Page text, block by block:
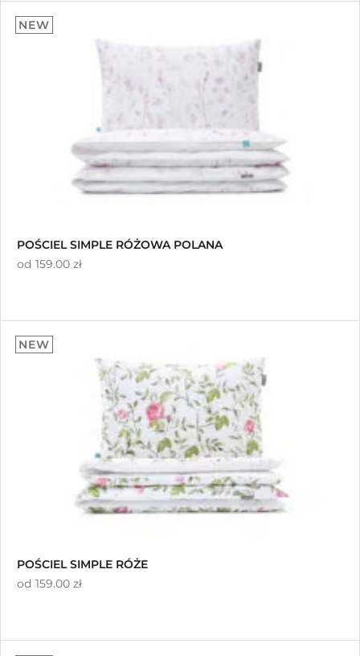
NEW
POŚCIEL SIMPLE RÓŻOWA POLANA
od 159.00 zł
NEW
POŚCIEL SIMPLE RÓŻE
od 159.00 zł